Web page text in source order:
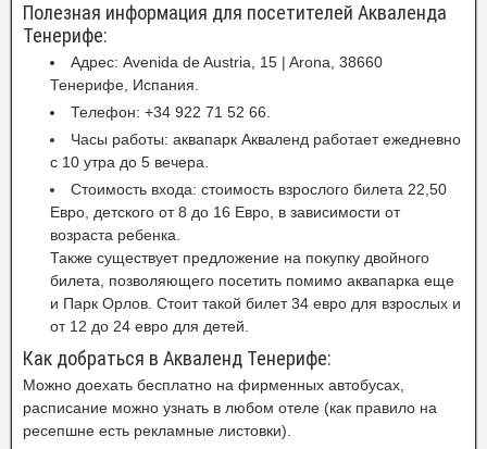
Полезная информация для посетителей Акваленда
Тенерифе:
Адрес: Avenida de Austria, 15 | Arona, 38660
Тенерифе, Испания.
Телефон: +34 922 71 52 66.
Часы работы: аквапарк Акваленд работает ежедневно
с 10 утра до 5 вечера.
Стоимость входа: стоимость взрослого билета 22,50
Евро, детского от 8 до 16 Евро, в зависимости от
возраста ребенка.
Также существует предложение на покупку двойного
билета, позволяющего посетить помимо аквапарка еще
и Парк Орлов. Стоит такой билет 34 евро для взрослых и
от 12 до 24 евро для детей.
Как добраться в Акваленд Тенерифе:
Можно доехать бесплатно на фирменных автобусах,
расписание можно узнать в любом отеле (как правило на
ресепшне есть рекламные листовки).